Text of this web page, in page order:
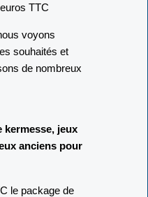
TTC
voyons
souhaités et
de nombreux
kermesse, jeux
anciens pour
le package de